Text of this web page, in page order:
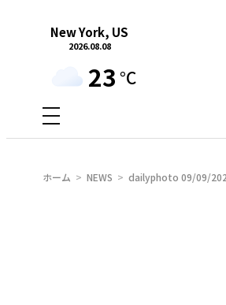
New York, US
2026.08.08
23 °C
ホーム NEWS dailyphoto 09/09/